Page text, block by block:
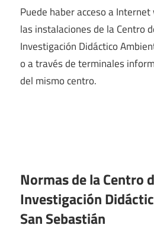
Puede haber acceso a
las instalaciones de la Centro
Investigación Didáctico
o a través de terminales
del mismo centro.
Normas de la Centro
Investigación
San Sebastián